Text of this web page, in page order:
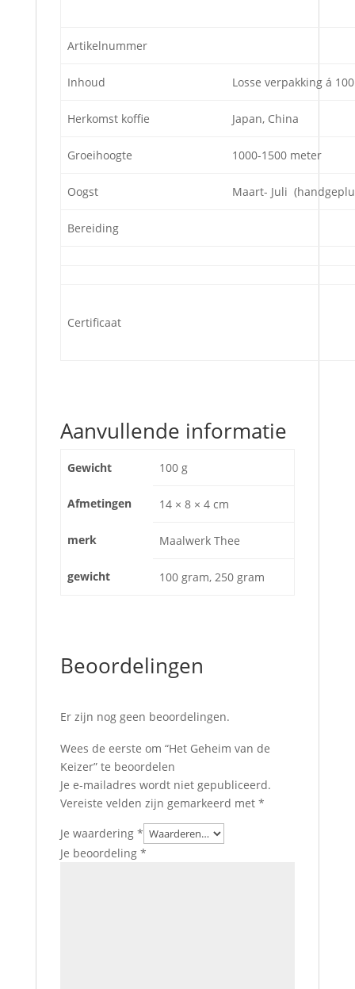
Artikelnummer
Inhoud Losse verpakking á
Herkomst koffie Japan, China
Groeihoogte 1000-1500 meter
Oogst Maart- Juli
Bereiding
Certificaat
Aanvullende informatie
Gewicht 100 g
Afmetingen 14 × 8 × 4 cm
merk Maalwerk Thee
gewicht 100 gram, 250 gram
Beoordelingen
Er zijn nog geen beoordelingen.
Wees de eerste om “Het Geheim van de
Keizer” te beoordelen
Je e-mailadres wordt niet gepubliceerd.
Vereiste velden zijn gemarkeerd met *
Je waardering *
Je beoordeling *